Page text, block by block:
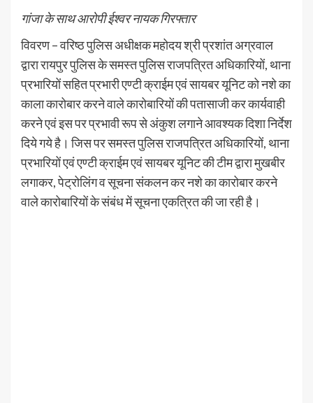
गांजा के साथ आरोपी ईश्वर नायक गिरफ्तार
विवरण – वरिष्ठ पुलिस अधीक्षक महोदय श्री प्रशांत अग्रवाल
द्वारा रायपुर पुलिस के समस्त पुलिस राजपत्रित अधिकारियों, थाना
प्रभारियों सहित प्रभारी एण्टी क्राईम एवं सायबर यूनिट को नशे का
काला कारोबार करने वाले कारोबारियों की पतासाजी कर कार्यवाही
करने एवं इस पर प्रभावी रूप से अंकुश लगाने आवश्यक दिशा निर्देश
दिये गये है। जिस पर समस्त पुलिस राजपत्रित अधिकारियों, थाना
प्रभारियों एवं एण्टी क्राईम एवं सायबर यूनिट की टीम द्वारा मुखबीर
लगाकर, पेट्रोलिंग व सूचना संकलन कर नशे का कारोबार करने
वाले कारोबारियों के संबंध में सूचना एकत्रित की जा रही है।